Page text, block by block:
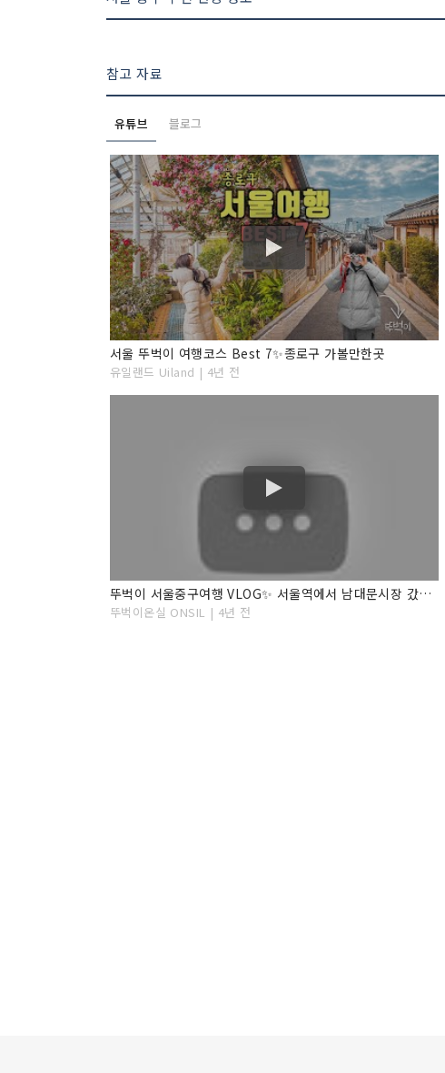
참고 자료
유튜브 블로그
서울 뚜벅이 여행코스 Best 7✨종로구 가볼만한곳
유일랜드 Uiland | 4년 전
뚜벅이 서울중구여행 VLOG✨ 서울역에서 남대문시장 갔다가 광화문 인사동 삼청동 청계천까지
뚜벅이온실 ONSIL | 4년 전